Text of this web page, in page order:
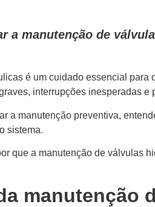
a manutenção de
é um cuidado essencial
interrupções inesperadas
a manutenção preventiva,
sistema.
que a manutenção de válvulas
manutenção